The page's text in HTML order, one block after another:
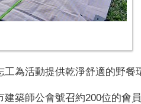
為活動提供乾淨舒適的野餐
建築師公會號召約200位的會